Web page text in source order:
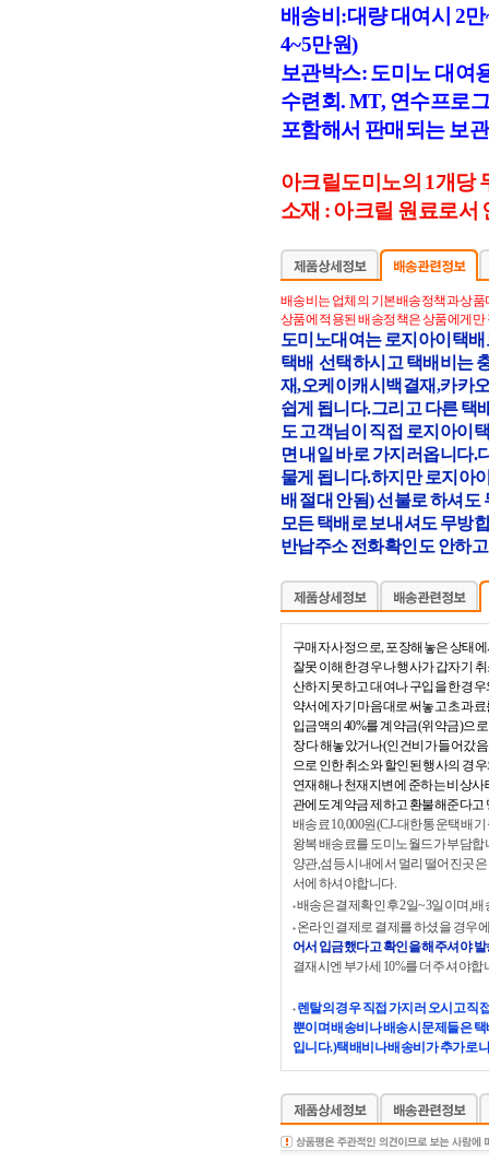
배송비:대량 대여시 2
4~5만원)
보관박스: 도미노 대여
수련회. MT, 연수프로
포함해서 판매되는 보
아크릴도미노의 1개당
소재 : 아크릴 원료로서
배송비는 업체의 기본배송정책과 상
상품에 적용된 배송정책은 상품에게
도미노대여는 로지아이택
택배 선택하시고 택배비는
재,오케이캐시백결재,카카
쉽게 됩니다.그리고 다른 택
도 고객님이 직접 로지아이
면 내일 바로 가지러옵니다.
물게 됩니다.하지만 로지아
배 절대 안됨) 선불로 하셔
모든 택배로 보내셔도 무방
반납주소 전화확인도 안하
구매자 사정으로, 포장해놓은 상태
잘못 이해한 경우나 행사가 갑자기
산하지 못하고 대여나 구입을 한경
약서에 자기 마음대로 써놓고 초과
입금액의 40%를 계약금(위약금)으
장 다 해놓았거나(인건비가 들어갔
으로 인한 취소와 할인된 행사의 경
연재해나 천재지변에 준하는 비상
관에도 계약금 제하고 환불해준다
배송료 10,000원(CJ-대한통운택배
왕복 배송료를 도미노월드가 부담
양관,섬등 시내에서 멀리 떨어진곳
서에 하셔야합니다.
배송은 결제확인후 2일~3일이며,
온라인 결제로 결제를 하셨을 경우
어서 입금했다고 확인을 해주셔야
결재시엔 부가세 10%를 더 주셔야
렌탈의 경우 직접 가지러 오시고 직
뿐이며 배송비나 배송시 문제들은
입니다.)택배비나 배송비가 추가로